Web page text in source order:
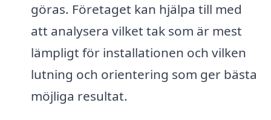
göras. Företaget kan hjälpa till med
att analysera vilket tak som är mest
lämpligt för installationen och vilken
lutning och orientering som ger bästa
möjliga resultat.